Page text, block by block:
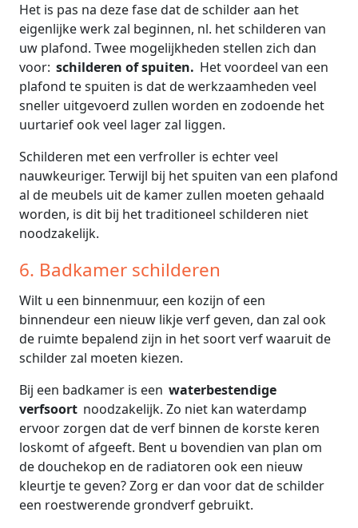
Het is pas na deze fase dat de schilder aan het
eigenlijke werk zal beginnen, nl. het schilderen van
uw plafond. Twee mogelijkheden stellen zich dan
voor: schilderen of spuiten. Het voordeel van een
plafond te spuiten is dat de werkzaamheden veel
sneller uitgevoerd zullen worden en zodoende het
uurtarief ook veel lager zal liggen.
Schilderen met een verfroller is echter veel
nauwkeuriger. Terwijl bij het spuiten van een plafond
al de meubels uit de kamer zullen moeten gehaald
worden, is dit bij het traditioneel schilderen niet
noodzakelijk.
6. Badkamer schilderen
Wilt u een binnenmuur, een kozijn of een
binnendeur een nieuw likje verf geven, dan zal ook
de ruimte bepalend zijn in het soort verf waaruit de
schilder zal moeten kiezen.
Bij een badkamer is een waterbestendige
verfsoort noodzakelijk. Zo niet kan waterdamp
ervoor zorgen dat de verf binnen de korste keren
loskomt of afgeeft. Bent u bovendien van plan om
de douchekop en de radiatoren ook een nieuw
kleurtje te geven? Zorg er dan voor dat de schilder
een roestwerende grondverf gebruikt.